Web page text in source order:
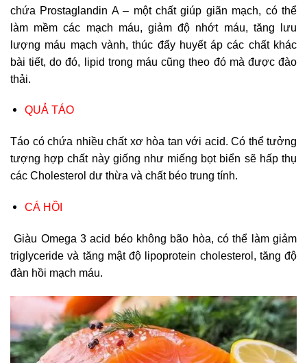
chứa Prostaglandin A – một chất giúp giãn mạch, có thể
làm mềm các mạch máu, giảm độ nhớt máu, tăng lưu
lượng máu mạch vành, thúc đẩy huyết áp các chất khác
bài tiết, do đó, lipid trong máu cũng theo đó mà được đào
thải.
QUẢ TÁO
Táo có chứa nhiều chất xơ hòa tan với acid. Có thể tưởng
tượng hợp chất này giống như miếng bọt biển sẽ hấp thụ
các Cholesterol dư thừa và chất béo trung tính.
CÁ HỒI
Giàu Omega 3 acid béo không bão hòa, có thể làm giảm
triglyceride và tăng mật độ lipoprotein cholesterol, tăng độ
đàn hồi mạch máu.